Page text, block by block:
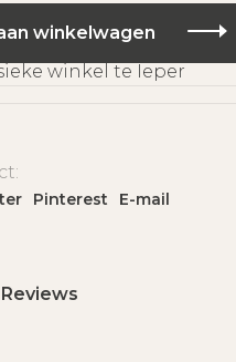
winkelwagen
winkel te Ieper
Pinterest E-mail
Reviews